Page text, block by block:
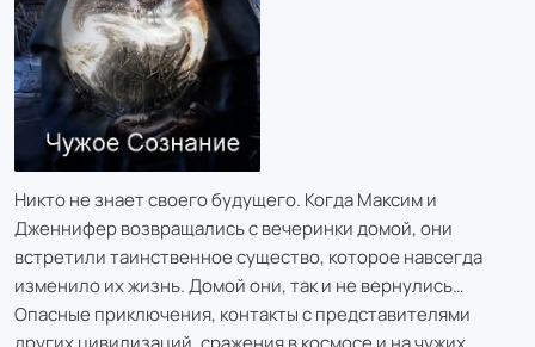
Никто не знает своего будущего. Когда Максим и
Дженнифер возвращались с вечеринки домой, они
встретили таинственное существо, которое навсегда
изменило их жизнь. Домой они, так и не вернулись…
Опасные приключения, контакты с представителями